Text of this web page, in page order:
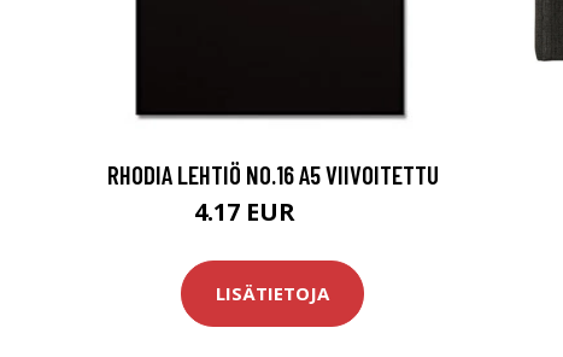
RHODIA LEHTIÖ NO.16 A5 VIIVOITETTU
4.17 EUR
LISÄTIETOJA